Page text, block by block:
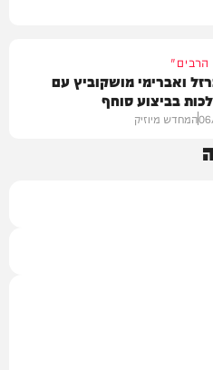
הרבים"
ואברימי מושקוביץ עם
בביצוע סוחף
המחדש מיוזיק